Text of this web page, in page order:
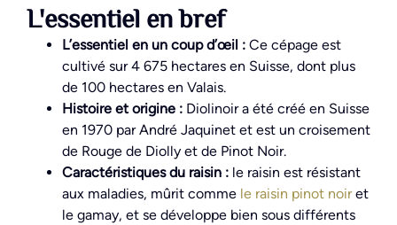
L'essentiel en bref
L’essentiel en un coup d’œil : Ce cépage est
cultivé sur 4 675 hectares en Suisse, dont plus
de 100 hectares en Valais.
Histoire et origine : Diolinoir a été créé en Suisse
en 1970 par André Jaquinet et est un croisement
de Rouge de Diolly et de Pinot Noir.
Caractéristiques du raisin : le raisin est résistant
aux maladies, mûrit comme le raisin pinot noiret
le gamay, et se développe bien sous différents